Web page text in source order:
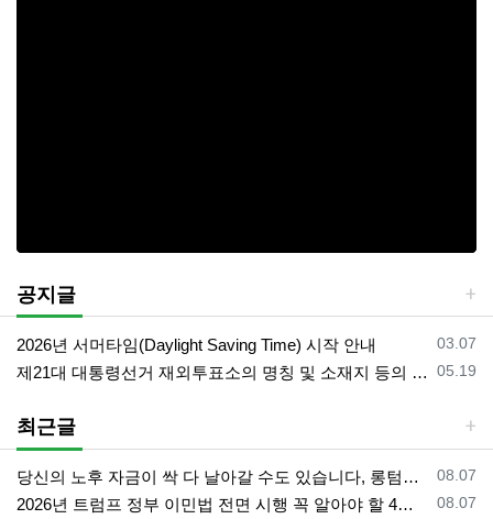
공지글
등록일
03.07
2026년 서머타임(Daylight Saving Time) 시작 안내
등록일
05.19
제21대 대통령선거 재외투표소의 명칭 및 소재지 등의 공고/올랜도 제외 투표소
최근글
등록일
08.07
당신의 노후 자금이 싹 다 날아갈 수도 있습니다, 롱텀케어 준비 하기
등록일
08.07
2026년 트럼프 정부 이민법 전면 시행 꼭 알아야 할 4가지!!